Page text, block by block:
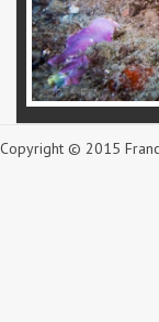
Copyright © 2015